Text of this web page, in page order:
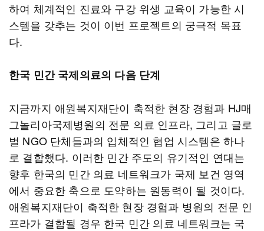
하여 체계적인 진료와 구강 위생 교육이 가능한 시
스템을 갖추는 것이 이번 프로젝트의 궁극적 목표
다.
한국 민간 국제의료의 다음 단계
지금까지 애원복지재단이 축적한 현장 경험과 HJ매
그놀리아국제병원의 전문 의료 인프라, 그리고 글로
벌 NGO 단체들과의 입체적인 협업 시스템은 하나
로 결합했다. 이러한 민간 주도의 유기적인 연대는
향후 한국의 민간 의료 네트워크가 국제 보건 영역
에서 중요한 축으로 도약하는 원동력이 될 것이다.
애원복지재단이 축적한 현장 경험과 병원의 전문 인
프라가 결합될 경우 한국 민간 의료 네트워크는 국